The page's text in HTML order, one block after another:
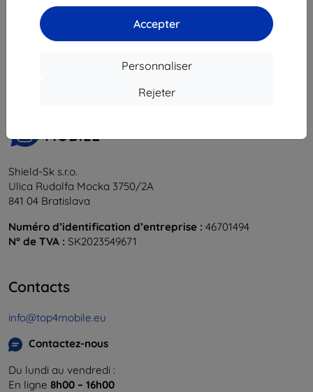
Accepter
Personnaliser
Rejeter
du total
Shield-Sk s.r.o.
Ulica Rudolfa Mocka 3750/2A
841 04 Bratislava
Numéro d’identification d’entreprise : 46701494
N° de TVA : SK2023549671
Contacts
info@top4mobile.eu
Contactez-nous
Du lundi au vendredi :
En ligne 8h00 – 16h00